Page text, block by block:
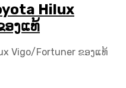
Hilux
ງແທ້
Vigo/Fortuner ຂອງແທ້